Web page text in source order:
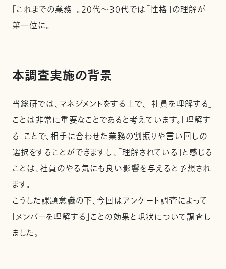
「これまでの業務」。20代～30代では「性格」の理解が
第一位に。
本調査実施の背景
当総研では、マネジメントをする上で、「社員を理解する」
ことは非常に重要なことであると考えています。「理解す
る」ことで、相手に合わせた業務の割振りや言い回しの
選択をすることができますし、「理解されている」と感じる
ことは、社員のやる気にも良い影響を与えると予想され
ます。
こうした課題意識の下、今回はアンケート調査によって
「メンバーを理解する」ことの効果と現状について調査し
ました。